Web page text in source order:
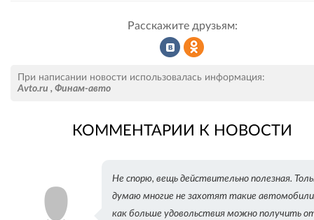
Расскажите друзьям:
во
ВКонтакте
Одноклассниках
При написании новости использовалась информация:
Avto.ru , Финам-авто
КОММЕНТАРИИ К НОВОСТИ
Не спорю, вещь действительно полезная.
думаю многие не захотят такие
как больше удовольствия можно получить